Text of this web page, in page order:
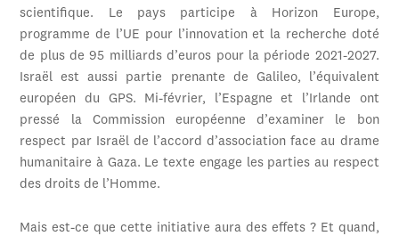
scientifique. Le pays participe à Horizon Europe,
programme de l’UE pour l’innovation et la recherche doté
de plus de 95 milliards d’euros pour la période 2021-2027.
Israël est aussi partie prenante de Galileo, l’équivalent
européen du GPS. Mi-février, l’Espagne et l’Irlande ont
pressé la Commission européenne d’examiner le bon
respect par Israël de l’accord d’association face au drame
humanitaire à Gaza. Le texte engage les parties au respect
des droits de l’Homme.
Mais est-ce que cette initiative aura des effets ? Et quand,